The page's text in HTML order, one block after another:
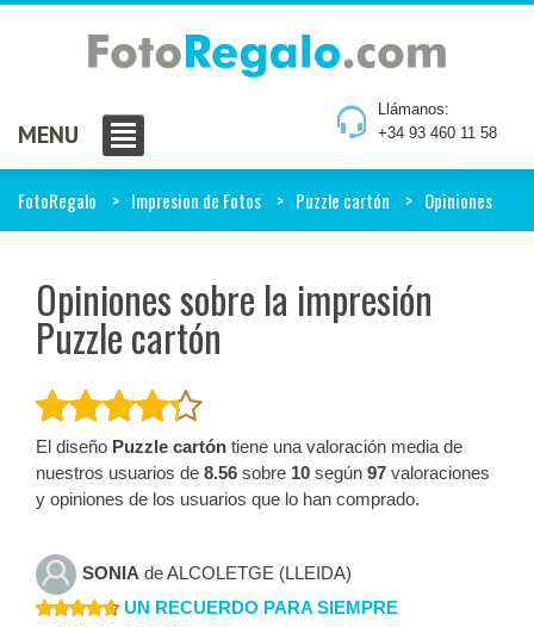
Llámanos:
+34 93 460 11 58
MENU
FotoRegalo Impresion de Fotos Puzzle cartón Opiniones
Opiniones sobre la impresión
Puzzle cartón
El diseño Puzzle cartón tiene una valoración media de
nuestros usuarios de 8.56 sobre 10 según 97 valoraciones
y opiniones de los usuarios que lo han comprado.
SONIA de ALCOLETGE (LLEIDA)
UN RECUERDO PARA SIEMPRE